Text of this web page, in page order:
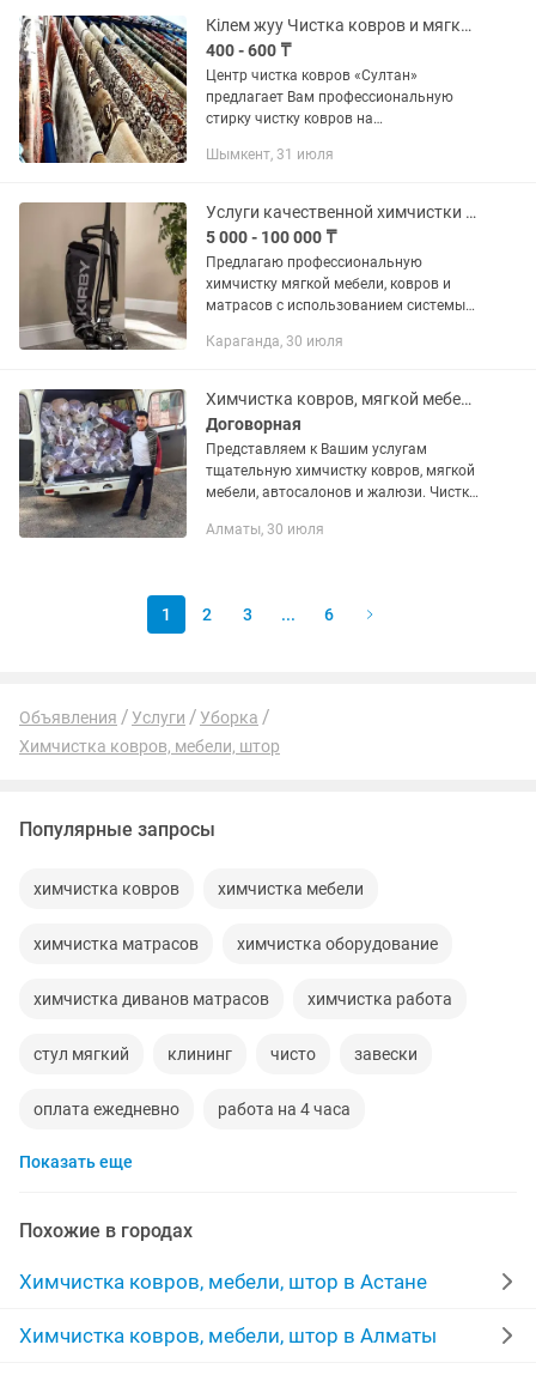
Кілем жуу Чистка ковров и мягкой мебели
400 - 600 ₸
Центр чистка ковров «Султан»
предлагает Вам профессиональную
стирку чистку ковров на
оборудовании с применением
чистящих средств круглый...
Шымкент, 31 июля
Услуги качественной химчистки на дому KIRBY
5 000 - 100 000 ₸
Предлагаю профессиональную
химчистку мягкой мебели, ковров и
матрасов с использованием системы
удалить пыль, шерсть домашних
внешний...
Караганда, 30 июля
Химчистка ковров, мягкой мебели и ковролина
Договорная
Представляем к Вашим услугам
тщательную химчистку ковров, мягкой
мебели, автосалонов и жалюзи. Чистка
оборудовании KARCHER и
Алматы, 30 июля
1 2 3 ... 6
Объявления Услуги
Уборка
Химчистка ковров, мебели, штор
Популярные запросы
химчистка ковров химчистка мебели
химчистка матрасов химчистка оборудование
химчистка диванов матрасов химчистка работа
стул мягкий клининг чисто завески
оплата ежедневно работа на 4 часа
германия работа
шторы новые остаток моющий пылесос аренда
ростовые куклы ночная коляски 3 в 1
Показать еще
Похожие в городах
Химчистка ковров, мебели, штор в Астане
Химчистка ковров, мебели, штор в Алматы